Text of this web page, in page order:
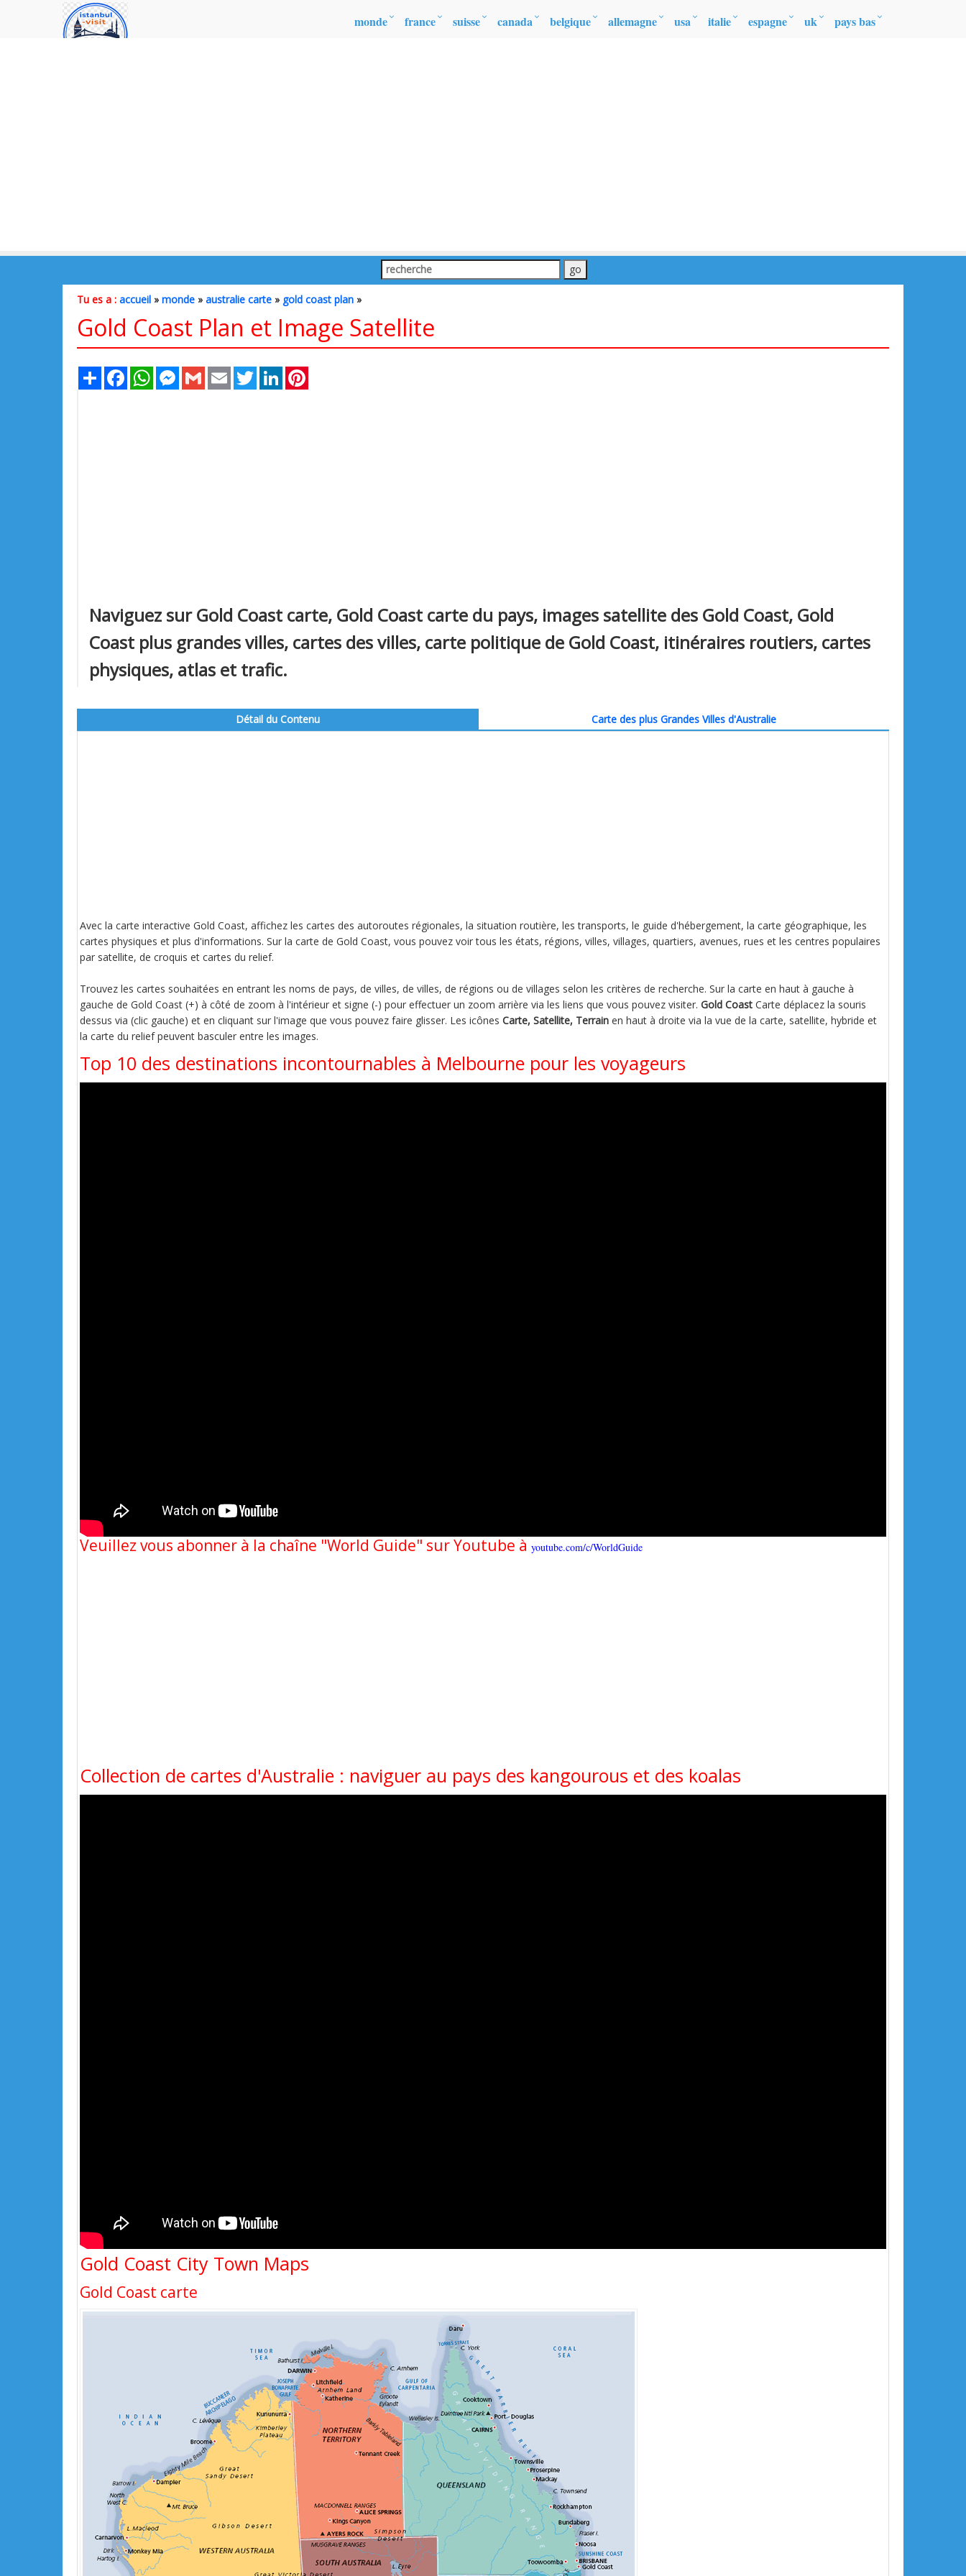
monde france suisse canada belgique allemagne usa italie espagne uk pays bas
Tu es a : accueil » monde » australie carte » gold coast plan »
Gold Coast Plan et Image Satellite
Share FacebookWhatsAppMessenger
Gmail Email TwitterLinkedIn
Naviguez sur Gold Coast carte, Gold Coast carte du pays, images satellite des Gold Coast, Gold
Coast plus grandes villes, cartes des villes, carte politique de Gold Coast, itinéraires routiers, cartes
physiques, atlas et trafic.
Détail du Contenu Carte des plus Grandes Villes d'Australie
Avec la carte interactive Gold Coast, affichez les cartes des autoroutes régionales, la situation routière, les transports, le guide d'hébergement, la carte géographique, les
cartes physiques et plus d'informations. Sur la carte de Gold Coast, vous pouvez voir tous les états, régions, villes, villages, quartiers, avenues, rues et les centres populaires
par satellite, de croquis et cartes du relief.
Trouvez les cartes souhaitées en entrant les noms de pays, de villes, de villes, de régions ou de villages selon les critères de recherche. Sur la carte en haut à gauche à
gauche de Gold Coast (+) à côté de zoom à l'intérieur et signe (-) pour effectuer un zoom arrière via les liens que vous pouvez visiter. Gold Coast Carte déplacez la souris
dessus via (clic gauche) et en cliquant sur l'image que vous pouvez faire glisser. Les icônes Carte, Satellite, Terrain en haut à droite via la vue de la carte, satellite, hybride et
la carte du relief peuvent basculer entre les images.
Top 10 des destinations incontournables à Melbourne pour les voyageurs
Veuillez vous abonner à la chaîne "World Guide" sur Youtube à youtube.com/c/WorldGuide
Collection de cartes d'Australie : naviguer au pays des kangourous et des koalas
Gold Coast City Town Maps
Gold Coast carte